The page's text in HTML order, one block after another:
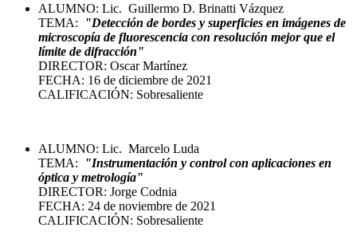
ALUMNO: Lic. Guillermo D. Brinatti Vázquez
TEMA:
"Detección de bordes y superficies en imágenes de
microscopía de fluorescencia con resolución mejor que el
límite de difracción"
DIRECTOR: Oscar Martínez
FECHA: 16 de diciembre de 2021
CALIFICACIÓN: Sobresaliente
ALUMNO: Lic. Marcelo Luda
TEMA:
"Instrumentación y control con aplicaciones en
óptica y metrología"
DIRECTOR: Jorge Codnia
FECHA: 24 de noviembre de 2021
CALIFICACIÓN: Sobresaliente